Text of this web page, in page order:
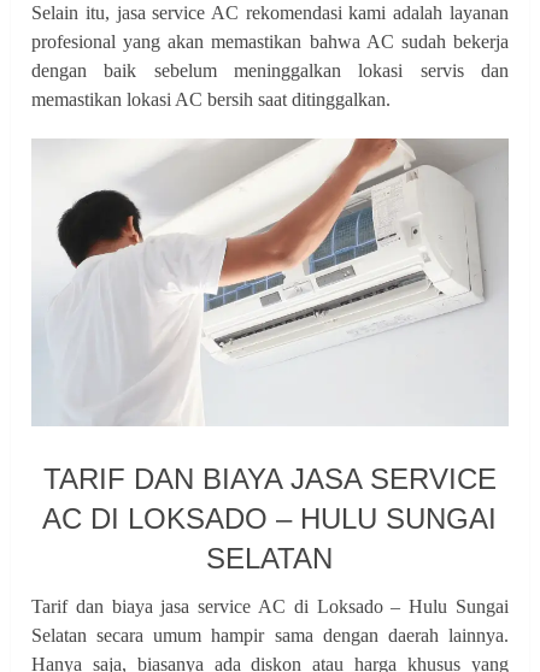
Selain itu, jasa service AC rekomendasi kami adalah layanan
profesional yang akan memastikan bahwa AC sudah bekerja
dengan baik sebelum meninggalkan lokasi servis dan
memastikan lokasi AC bersih saat ditinggalkan.
TARIF DAN BIAYA JASA SERVICE
AC DI LOKSADO – HULU SUNGAI
SELATAN
Tarif dan biaya jasa service AC di Loksado – Hulu Sungai
Selatan secara umum hampir sama dengan daerah lainnya.
Hanya saja, biasanya ada diskon atau harga khusus yang